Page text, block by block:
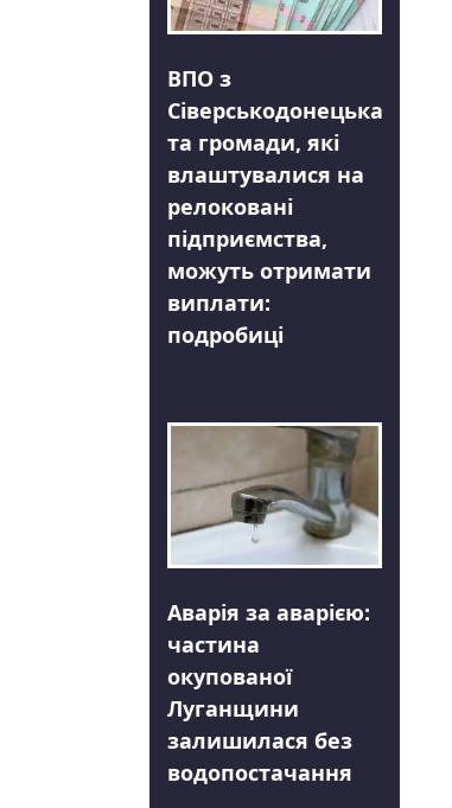
ВПО з
Сіверськодонецька
та громади, які
влаштувалися на
релоковані
підприємства,
можуть отримати
виплати:
подробиці
Аварія за аварією:
частина
окупованої
Луганщини
залишилася без
водопостачання